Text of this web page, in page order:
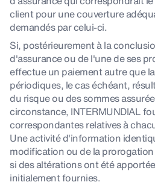
client pour une couverture
demandés par celui-ci.
Si, postérieurement à la
d'assurance ou de l'une de ses
effectue un paiement autre que
périodiques, le cas échéant,
du risque ou des sommes
circonstance, INTERMUNDIAL
correspondantes relatives à
Une activité d'information
modification ou de la
si des altérations ont été
initialement fournies.